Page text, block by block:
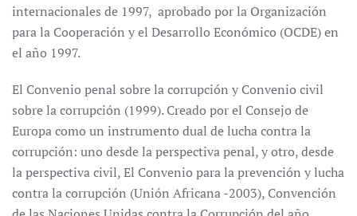
internacionales de 1997, aprobado por la Organización
para la Cooperación y el Desarrollo Económico (OCDE) en
el año 1997.
El Convenio penal sobre la corrupción y Convenio civil
sobre la corrupción (1999). Creado por el Consejo de
Europa como un instrumento dual de lucha contra la
corrup­ción: uno desde la perspectiva penal, y otro, desde
la perspectiva ci­vil, El Convenio para la prevención y lucha
contra la corrupción (Unión Africana -2003), Convención